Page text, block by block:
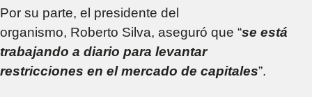
Por su parte, el presidente del
organismo, Roberto Silva, aseguró que “se está
trabajando a diario para levantar
restricciones en el mercado de capitales”.